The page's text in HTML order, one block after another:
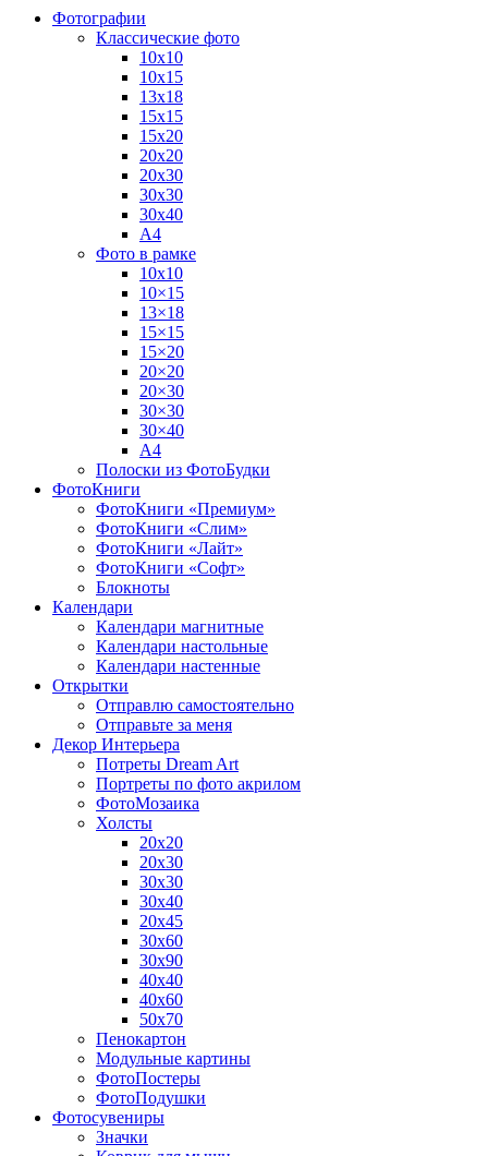
Фотографии
Классические фото
10х10
10х15
13х18
15х15
15х20
20х20
20х30
30х30
30х40
А4
Фото в рамке
10х10
10×15
13×18
15×15
15×20
20×20
20×30
30×30
30×40
A4
Полоски из ФотоБудки
ФотоКниги
ФотоКниги «Премиум»
ФотоКниги «Слим»
ФотоКниги «Лайт»
ФотоКниги «Софт»
Блокноты
Календари
Календари магнитные
Календари настольные
Календари настенные
Открытки
Отправлю самостоятельно
Отправьте за меня
Декор Интерьера
Потреты Dream Art
Портреты по фото акрилом
ФотоМозаика
Холсты
20х20
20х30
30х30
30х40
20х45
30х60
30х90
40х40
40х60
50х70
Пенокартон
Модульные картины
ФотоПостеры
ФотоПодушки
Фотоcувениры
Значки